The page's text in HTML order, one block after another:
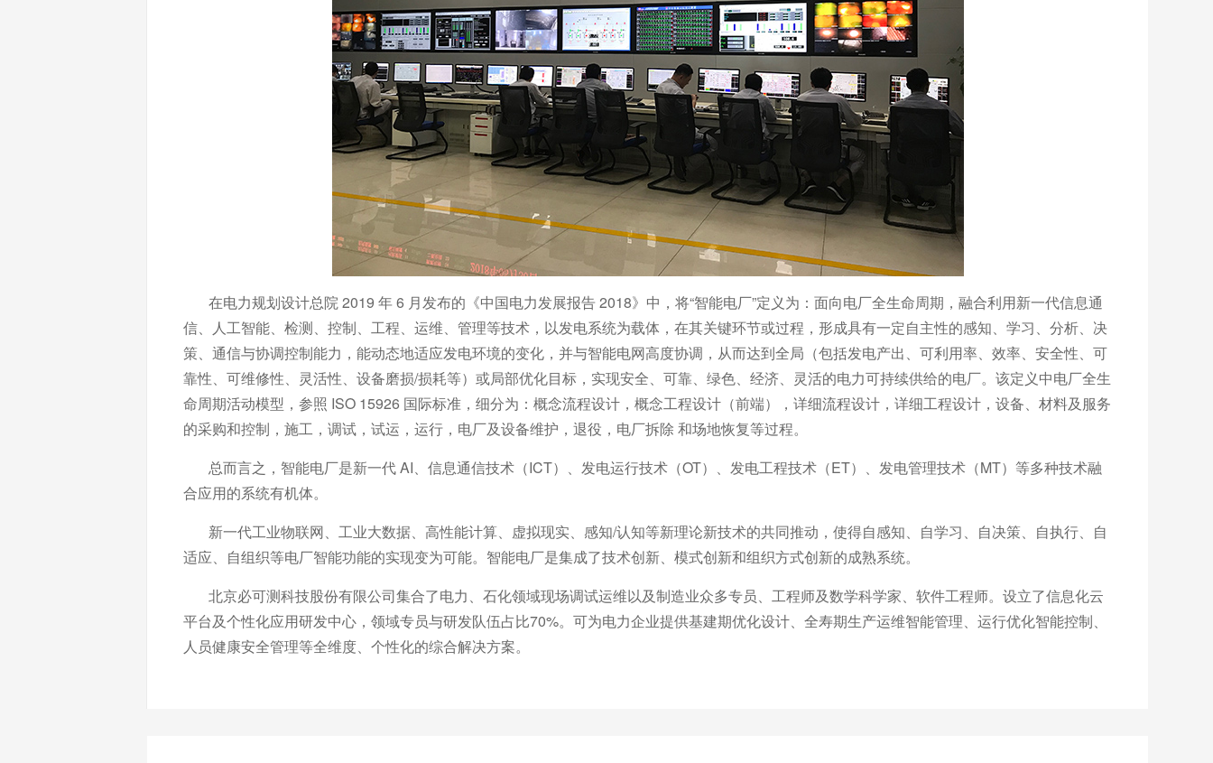
在电力规划设计总院 2019 年 6 月发布的《中国电力发展报告 2018》中，将“智能电厂”定义为：面向电厂全生命周期，融合利用新一代信息通
信、人工智能、检测、控制、工程、运维、管理等技术，以发电系统为载体，在其关键环节或过程，形成具有一定自主性的感知、学习、分析、决
策、通信与协调控制能力，能动态地适应发电环境的变化，并与智能电网高度协调，从而达到全局（包括发电产出、可利用率、效率、安全性、可
靠性、可维修性、灵活性、设备磨损/损耗等）或局部优化目标，实现安全、可靠、绿色、经济、灵活的电力可持续供给的电厂。该定义中电厂全生
命周期活动模型，参照 ISO 15926 国际标准，细分为：概念流程设计，概念工程设计（前端），详细流程设计，详细工程设计，设备、材料及服务
的采购和控制，施工，调试，试运，运行，电厂及设备维护，退役，电厂拆除 和场地恢复等过程。
总而言之，智能电厂是新一代 AI、信息通信技术（ICT）、发电运行技术（OT）、发电工程技术（ET）、发电管理技术（MT）等多种技术融
合应用的系统有机体。
新一代工业物联网、工业大数据、高性能计算、虚拟现实、感知/认知等新理论新技术的共同推动，使得自感知、自学习、自决策、自执行、自
适应、自组织等电厂智能功能的实现变为可能。智能电厂是集成了技术创新、模式创新和组织方式创新的成熟系统。
北京必可测科技股份有限公司集合了电力、石化领域现场调试运维以及制造业众多专员、工程师及数学科学家、软件工程师。设立了信息化云
平台及个性化应用研发中心，领域专员与研发队伍占比70%。可为电力企业提供基建期优化设计、全寿期生产运维智能管理、运行优化智能控制、
人员健康安全管理等全维度、个性化的综合解决方案。